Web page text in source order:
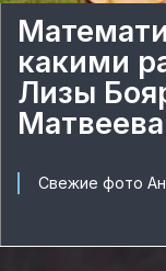
какими
Лизы
Матвеева
Свежие фото